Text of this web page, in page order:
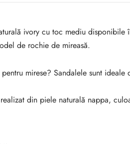
ivory cu toc mediu
de rochie de mireasă.
mirese? Sandalele sunt
din piele naturală nappa,